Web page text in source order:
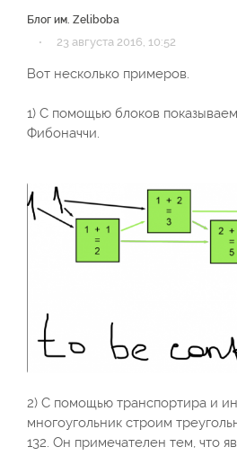
Блог им. Zeliboba
· 23 августа 2016, 10:52
Вот несколько примеров.
1) С помощью блоков
Фибоначчи.
2) С помощью транспортира и
многоугольник строим
132. Он примечателен тем, что